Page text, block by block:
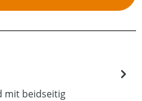
mit beidseitig